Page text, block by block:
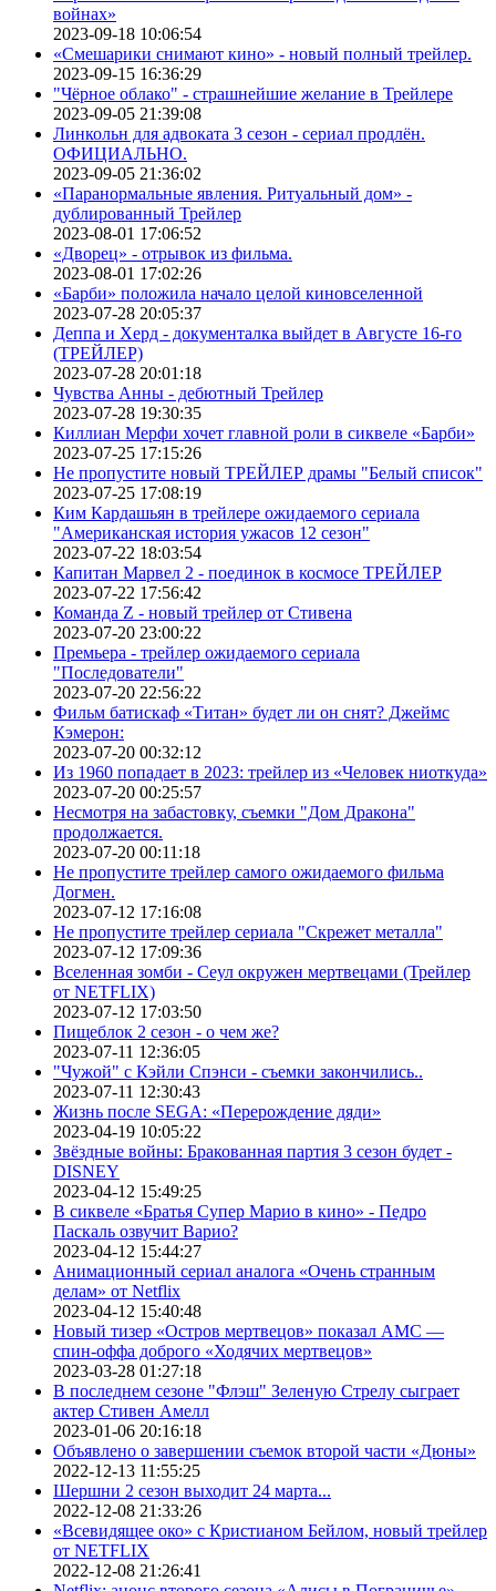
войнах»
2023-09-18 10:06:54
«Смешарики снимают кино» - новый полный трейлер.
2023-09-15 16:36:29
"Чёрное облако" - страшнейшие желание в Трейлере
2023-09-05 21:39:08
Линкольн для адвоката 3 сезон - сериал продлён.
ОФИЦИАЛЬНО.
2023-09-05 21:36:02
«Паранормальные явления. Ритуальный дом» -
дублированный Трейлер
2023-08-01 17:06:52
«Дворец» - отрывок из фильма.
2023-08-01 17:02:26
«Барби» положила начало целой киновселенной
2023-07-28 20:05:37
Деппа и Херд - документалка выйдет в Августе 16-го
(ТРЕЙЛЕР)
2023-07-28 20:01:18
Чувства Анны - дебютный Трейлер
2023-07-28 19:30:35
Киллиан Мерфи хочет главной роли в сиквеле «Барби»
2023-07-25 17:15:26
Не пропустите новый ТРЕЙЛЕР драмы "Белый список"
2023-07-25 17:08:19
Ким Кардашьян в трейлере ожидаемого сериала
"Американская история ужасов 12 сезон"
2023-07-22 18:03:54
Капитан Марвел 2 - поединок в космосе ТРЕЙЛЕР
2023-07-22 17:56:42
Команда Z - новый трейлер от Стивена
2023-07-20 23:00:22
Премьера - трейлер ожидаемого сериала
"Последователи"
2023-07-20 22:56:22
Фильм батискаф «Титан» будет ли он снят? Джеймс
Кэмерон:
2023-07-20 00:32:12
Из 1960 попадает в 2023: трейлер из «Человек ниоткуда»
2023-07-20 00:25:57
Несмотря на забастовку, съемки "Дом Дракона"
продолжается.
2023-07-20 00:11:18
Не пропустите трейлер самого ожидаемого фильма
Догмен.
2023-07-12 17:16:08
Не пропустите трейлер сериала "Скрежет металла"
2023-07-12 17:09:36
Вселенная зомби - Сеул окружен мертвецами (Трейлер
от NETFLIX)
2023-07-12 17:03:50
Пищеблок 2 сезон - о чем же?
2023-07-11 12:36:05
"Чужой" с Кэйли Спэнси - съемки закончились..
2023-07-11 12:30:43
Жизнь после SEGA: «Перерождение дяди»
2023-04-19 10:05:22
Звёздные войны: Бракованная партия 3 сезон будет -
DISNEY
2023-04-12 15:49:25
В сиквеле «Братья Супер Марио в кино» - Педро
Паскаль озвучит Варио?
2023-04-12 15:44:27
Анимационный сериал аналога «Очень странным
делам» от Netflix
2023-04-12 15:40:48
Новый тизер «Остров мертвецов» показал АМС —
спин-оффа доброго «Ходячих мертвецов»
2023-03-28 01:27:18
В последнем сезоне "Флэш" Зеленую Стрелу сыграет
актер Стивен Амелл
2023-01-06 20:16:18
Объявлено о завершении съемок второй части «Дюны»
2022-12-13 11:55:25
Шершни 2 сезон выходит 24 марта...
2022-12-08 21:33:26
«Всевидящее око» с Кристианом Бейлом, новый трейлер
от NETFLIX
2022-12-08 21:26:41